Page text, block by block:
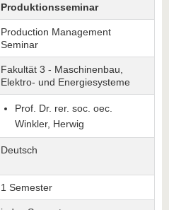
Produktionsseminar
Production Management
Seminar
Fakultät 3 - Maschinenbau,
Elektro- und Energiesysteme
Prof. Dr. rer. soc. oec.
Winkler, Herwig
Deutsch
1 Semester